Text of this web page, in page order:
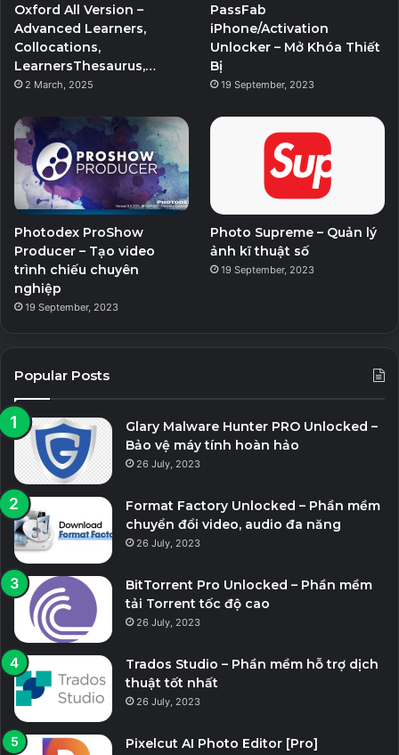
a
Oxford All Version –
Advanced Learners,
Collocations,
LearnersThesaurus,…
2 March, 2025
PassFab
iPhone/Activation
Unlocker – Mở Khóa Thiết
Bị
19 September, 2023
Photodex ProShow
Producer – Tạo video
trình chiếu chuyên
nghiệp
19 September, 2023
Photo Supreme – Quản lý
ảnh kĩ thuật số
19 September, 2023
Popular Posts
Glary Malware Hunter PRO Unlocked –
Bảo vệ máy tính hoàn hảo
26 July, 2023
Format Factory Unlocked – Phần mềm
chuyển đổi video, audio đa năng
26 July, 2023
BitTorrent Pro Unlocked – Phần mềm
tải Torrent tốc độ cao
26 July, 2023
Trados Studio – Phần mềm hỗ trợ dịch
thuật tốt nhất
26 July, 2023
Pixelcut AI Photo Editor [Pro]